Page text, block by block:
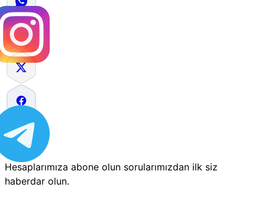
Hesaplarımıza abone olun sorularımızdan ilk siz
haberdar olun.